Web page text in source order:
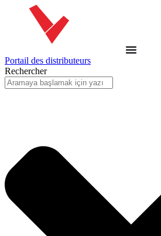
Portail des distributeurs
Rechercher